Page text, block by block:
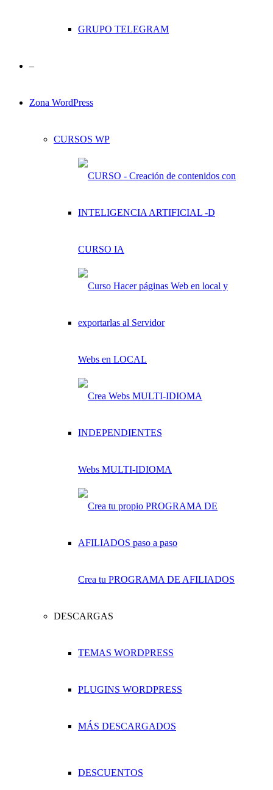
GRUPO TELEGRAM
–
Zona WordPress
CURSOS WP
CURSO IA
Webs en LOCAL
Webs MULTI-IDIOMA
Crea tu PROGRAMA DE AFILIADOS
DESCARGAS
TEMAS WORDPRESS
PLUGINS WORDPRESS
MÁS DESCARGADOS
DESCUENTOS